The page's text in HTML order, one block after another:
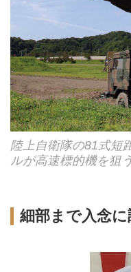
陸上自衛隊の81式短
ルが高速標的機を狙う
細部まで入念